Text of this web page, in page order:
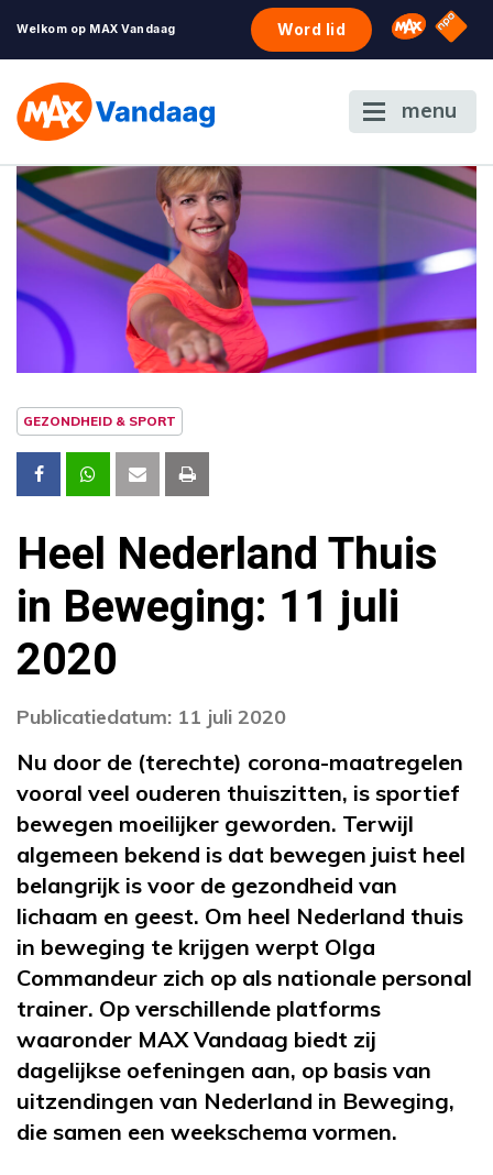
Welkom op MAX Vandaag Word lid Omroep
NPO
menu
GEZONDHEID & SPORT
Heel Nederland Thuis
in Beweging: 11 juli
2020
Publicatiedatum: 11 juli 2020
Nu door de (terechte) corona-maatregelen
vooral veel ouderen thuiszitten, is sportief
bewegen moeilijker geworden. Terwijl
algemeen bekend is dat bewegen juist heel
belangrijk is voor de gezondheid van
lichaam en geest. Om heel Nederland thuis
in beweging te krijgen werpt Olga
Commandeur zich op als nationale personal
trainer. Op verschillende platforms
waaronder MAX Vandaag biedt zij
dagelijkse oefeningen aan, op basis van
uitzendingen van Nederland in Beweging,
die samen een weekschema vormen.